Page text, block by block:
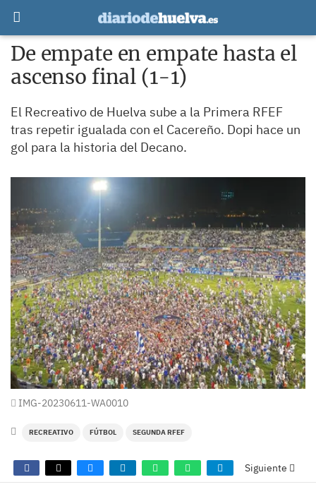
De empate en empate hasta el
ascenso final (1-1)
El Recreativo de Huelva sube a la Primera RFEF
tras repetir igualada con el Cacereño. Dopi hace un
gol para la historia del Decano.
IMG-20230611-WA0010
RECREATIVO FÚTBOL SEGUNDA RFEF
Siguiente